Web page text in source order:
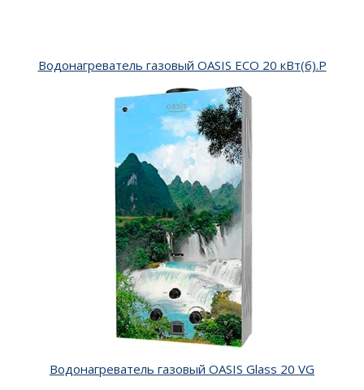
Водонагреватель газовый OASIS ECO 20 кВт(б).Р
Водонагреватель газовый OASIS Glass 20 VG